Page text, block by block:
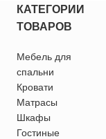
КАТЕГОРИИ
ТОВАРОВ
Мебель для
спальни
Кровати
Матрасы
Шкафы
Гостиные